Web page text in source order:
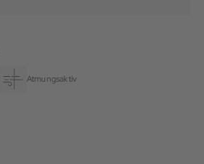
Atmungsaktiv